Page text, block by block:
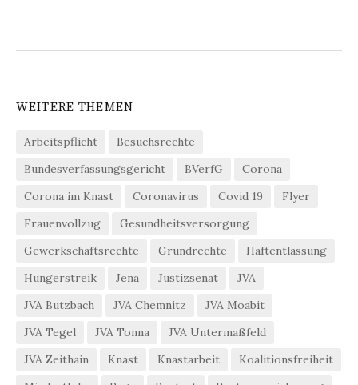
WEITERE THEMEN
Arbeitspflicht
Besuchsrechte
Bundesverfassungsgericht
BVerfG
Corona
Corona im Knast
Coronavirus Covid 19
Flyer
Frauenvollzug
Gesundheitsversorgung
Gewerkschaftsrechte
Grundrechte
Haftentlassung
Hungerstreik
Jena Justizsenat
JVA
JVA Butzbach
JVA Chemnitz
JVA Moabit
JVA Tegel
JVA Tonna
JVA Untermaßfeld
JVA Zeithain
Knast Knastarbeit
Koalitionsfreiheit